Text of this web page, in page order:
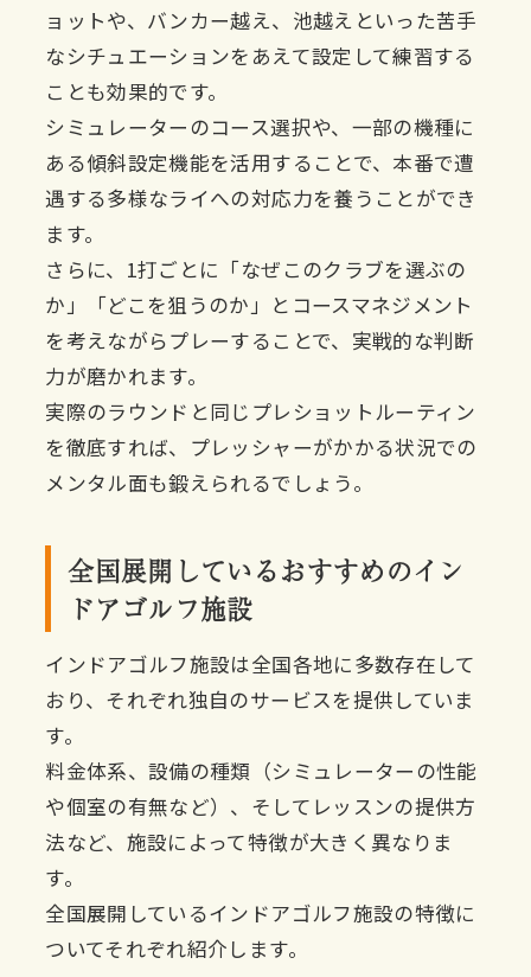
ョットや、バンカー越え、池越えといった苦手
なシチュエーションをあえて設定して練習する
ことも効果的です。
シミュレーターのコース選択や、一部の機種に
ある傾斜設定機能を活用することで、本番で遭
遇する多様なライへの対応力を養うことができ
ます。
さらに、1打ごとに「なぜこのクラブを選ぶの
か」「どこを狙うのか」とコースマネジメント
を考えながらプレーすることで、実戦的な判断
力が磨かれます。
実際のラウンドと同じプレショットルーティン
を徹底すれば、プレッシャーがかかる状況での
メンタル面も鍛えられるでしょう。
全国展開しているおすすめのイン
ドアゴルフ施設
インドアゴルフ施設は全国各地に多数存在して
おり、それぞれ独自のサービスを提供していま
す。
料金体系、設備の種類（シミュレーターの性能
や個室の有無など）、そしてレッスンの提供方
法など、施設によって特徴が大きく異なりま
す。
全国展開しているインドアゴルフ施設の特徴に
ついてそれぞれ紹介します。